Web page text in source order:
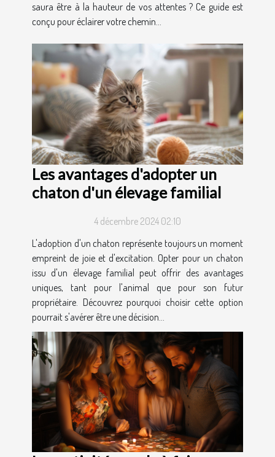
saura être à la hauteur de vos attentes ? Ce guide est
conçu pour éclairer votre chemin...
Les avantages d'adopter un
chaton d'un élevage familial
4 décembre 2024 02:10
L'adoption d'un chaton représente toujours un moment
empreint de joie et d'excitation. Opter pour un chaton
issu d'un élevage familial peut offrir des avantages
uniques, tant pour l'animal que pour son futur
propriétaire. Découvrez pourquoi choisir cette option
pourrait s'avérer être une décision...